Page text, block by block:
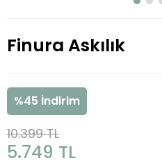
Finura Askılık
%45 İndirim
10.399 TL
5.749 TL